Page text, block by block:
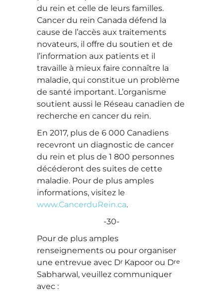
du rein et celle de leurs familles.
Cancer du rein Canada défend la
cause de l’accès aux traitements
novateurs, il offre du soutien et de
l’information aux patients et il
travaille à mieux faire connaître la
maladie, qui constitue un problème
de santé important. L’organisme
soutient aussi le Réseau canadien de
recherche en cancer du rein.
En 2017, plus de 6 000 Canadiens
recevront un diagnostic de cancer
du rein et plus de 1 800 personnes
décéderont des suites de cette
maladie. Pour de plus amples
informations, visitez le
www.CancerduRein.ca.
-30-
Pour de plus amples
renseignements ou pour organiser
une entrevue avec Dr Kapoor ou Dre
Sabharwal, veuillez communiquer
avec :